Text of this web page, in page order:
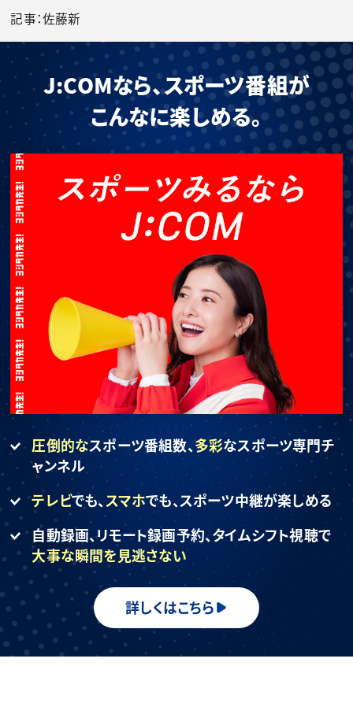
記事：佐藤新
J:COMなら、スポーツ番組が
こんなに楽しめる。
圧倒的なスポーツ番組数、多彩なスポーツ専門チ
ャンネル
テレビでも、スマホでも、スポーツ中継が楽しめる
自動録画、リモート録画予約、タイムシフト視聴で
大事な瞬間を見逃さない
詳しくはこちら